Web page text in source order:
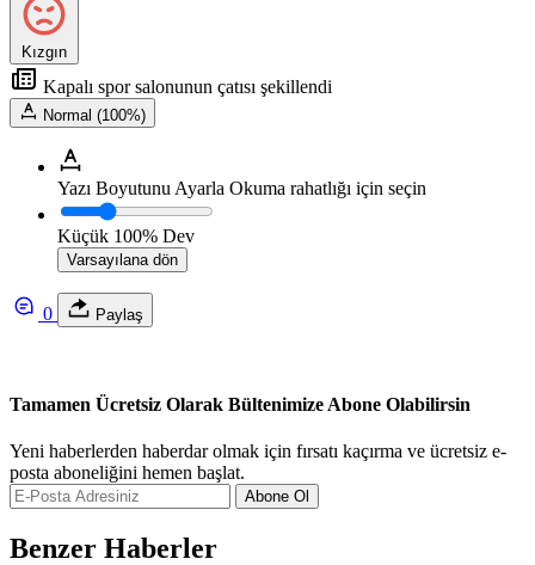
Kızgın
Kapalı spor salonunun çatısı şekillendi
Normal (100%)
Yazı Boyutunu Ayarla Okuma rahatlığı için seçin
Küçük 100% Dev
Varsayılana dön
0 Paylaş
Tamamen Ücretsiz Olarak Bültenimize Abone Olabilirsin
Yeni haberlerden haberdar olmak için fırsatı kaçırma ve ücretsiz e-
posta aboneliğini hemen başlat.
Abone Ol
Benzer Haberler